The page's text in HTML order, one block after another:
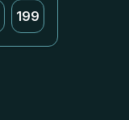
199